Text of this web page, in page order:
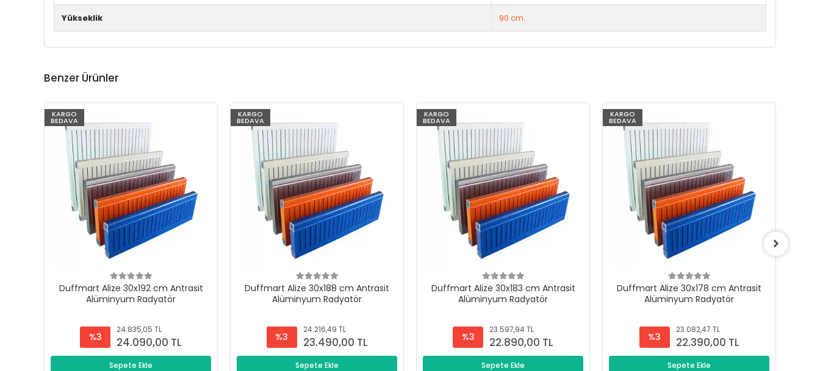
Yükseklik 90 cm.
Benzer Ürünler
KARGO
BEDAVA
Duffmart Alize 30x192 cm Antrasit
Alüminyum Radyatör
%3
24.835,05 TL
24.090,00 TL
Sepete Ekle
KARGO
BEDAVA
Duffmart Alize 30x188 cm Antrasit
Alüminyum Radyatör
%3
24.216,49 TL
23.490,00 TL
Sepete Ekle
KARGO
BEDAVA
Duffmart Alize 30x183 cm Antrasit
Alüminyum Radyatör
%3
23.597,94 TL
22.890,00 TL
Sepete Ekle
KARGO
BEDAVA
Duffmart Alize 30x178 cm Antrasit
Alüminyum Radyatör
%3
23.082,47 TL
22.390,00 TL
Sepete Ekle